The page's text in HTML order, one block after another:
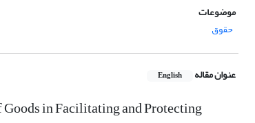
موضوعات
حقوق
عنوان مقاله English
in Facilitating and Protecting